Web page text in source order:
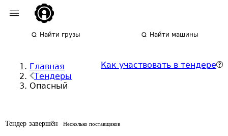
Найти грузы Найти машины
Главная
Тендеры
Опасный
Как участвовать в тендере
Тендер завершён Несколько поставщиков